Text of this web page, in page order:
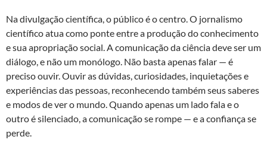
Na divulgação científica, o público é o centro. O jornalismo
científico atua como ponte entre a produção do conhecimento
e sua apropriação social. A comunicação da ciência deve ser um
diálogo, e não um monólogo. Não basta apenas falar — é
preciso ouvir. Ouvir as dúvidas, curiosidades, inquietações e
experiências das pessoas, reconhecendo também seus saberes
e modos de ver o mundo. Quando apenas um lado fala e o
outro é silenciado, a comunicação se rompe — e a confiança se
perde.